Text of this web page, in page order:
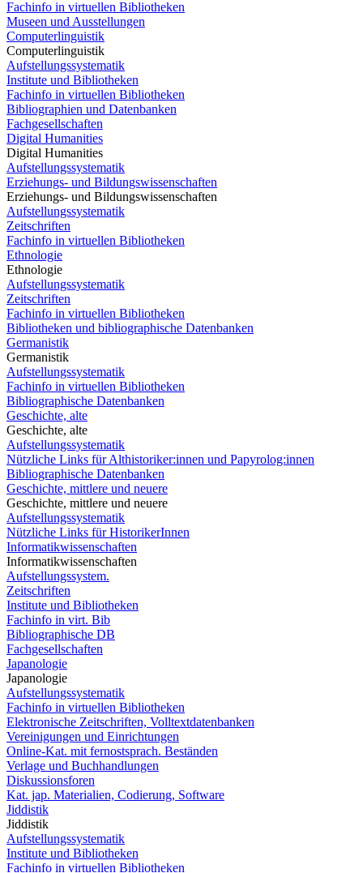
Fachinfo in virtuellen Bibliotheken
Museen und Ausstellungen
Computerlinguistik
Computerlinguistik
Aufstellungssystematik
Institute und Bibliotheken
Fachinfo in virtuellen Bibliotheken
Bibliographien und Datenbanken
Fachgesellschaften
Digital Humanities
Digital Humanities
Aufstellungssystematik
Erziehungs- und Bildungswissenschaften
Erziehungs- und Bildungswissenschaften
Aufstellungssystematik
Zeitschriften
Fachinfo in virtuellen Bibliotheken
Ethnologie
Ethnologie
Aufstellungssystematik
Zeitschriften
Fachinfo in virtuellen Bibliotheken
Bibliotheken und bibliographische Datenbanken
Germanistik
Germanistik
Aufstellungssystematik
Fachinfo in virtuellen Bibliotheken
Bibliographische Datenbanken
Geschichte, alte
Geschichte, alte
Aufstellungssystematik
Nützliche Links für Althistoriker:innen und Papyrolog:innen
Bibliographische Datenbanken
Geschichte, mittlere und neuere
Geschichte, mittlere und neuere
Aufstellungssystematik
Nützliche Links für HistorikerInnen
Informatikwissenschaften
Informatikwissenschaften
Aufstellungssystem.
Zeitschriften
Institute und Bibliotheken
Fachinfo in virt. Bib
Bibliographische DB
Fachgesellschaften
Japanologie
Japanologie
Aufstellungssystematik
Fachinfo in virtuellen Bibliotheken
Elektronische Zeitschriften, Volltextdatenbanken
Vereinigungen und Einrichtungen
Online-Kat. mit fernostsprach. Beständen
Verlage und Buchhandlungen
Diskussionsforen
Kat. jap. Materialien, Codierung, Software
Jiddistik
Jiddistik
Aufstellungssystematik
Institute und Bibliotheken
Fachinfo in virtuellen Bibliotheken